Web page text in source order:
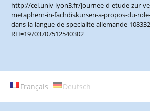
http://cel.univ-lyon3.fr/journee-d-etude-zur-
metaphern-in-fachdiskursen-a-propos-du-
dans-la-langue-de-specialite-allemande-
RH=19703707512540302
Français Deutsch